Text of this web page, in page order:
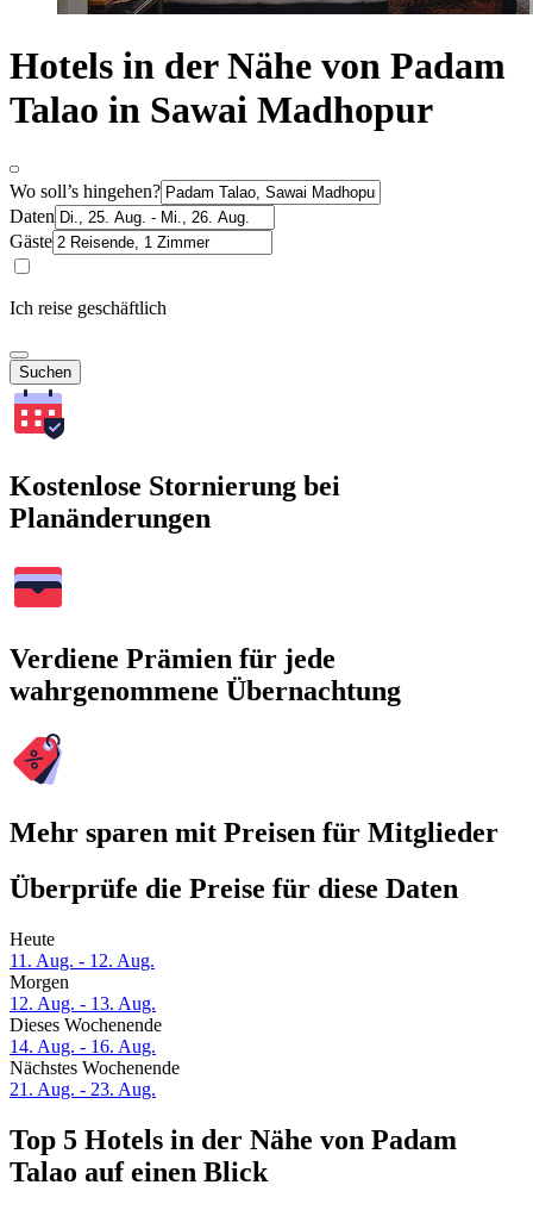
Hotels in der Nähe von Padam
Talao in Sawai Madhopur
Wo soll’s hingehen?
Daten
Gäste
Ich reise geschäftlich
Suchen
Kostenlose Stornierung bei
Planänderungen
Verdiene Prämien für jede
wahrgenommene Übernachtung
Mehr sparen mit Preisen für Mitglieder
Überprüfe die Preise für diese Daten
Heute
11. Aug. - 12. Aug.
Morgen
12. Aug. - 13. Aug.
Dieses Wochenende
14. Aug. - 16. Aug.
Nächstes Wochenende
21. Aug. - 23. Aug.
Top 5 Hotels in der Nähe von Padam
Talao auf einen Blick